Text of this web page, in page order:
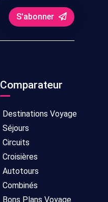
S'abonner
Comparateur
Destinations Voyage
Séjours
Circuits
Croisières
Autotours
Combinés
Bons Plans Voyage